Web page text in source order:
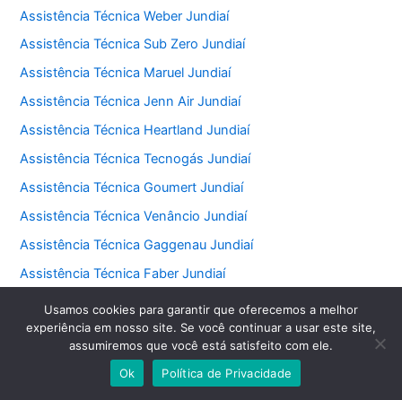
Assistência Técnica Weber Jundiaí
Assistência Técnica Sub Zero Jundiaí
Assistência Técnica Maruel Jundiaí
Assistência Técnica Jenn Air Jundiaí
Assistência Técnica Heartland Jundiaí
Assistência Técnica Tecnogás Jundiaí
Assistência Técnica Goumert Jundiaí
Assistência Técnica Venâncio Jundiaí
Assistência Técnica Gaggenau Jundiaí
Assistência Técnica Faber Jundiaí
Assistência Técnica Fischer Jundiaí
Assistência Técnica Ducane Jundiaí
Assistência Técnica Realce Jundiaí
Assistência Técnica Dacor Jundiaí
Usamos cookies para garantir que oferecemos a melhor
experiência em nosso site. Se você continuar a usar este site,
assumiremos que você está satisfeito com ele.
Ok
Política de Privacidade